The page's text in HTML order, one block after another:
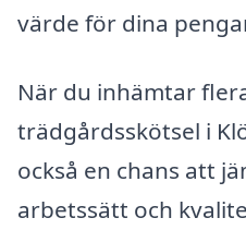
värde för dina
När du inhämtar
trädgårdsskötsel i
också en chans att
arbetssätt och